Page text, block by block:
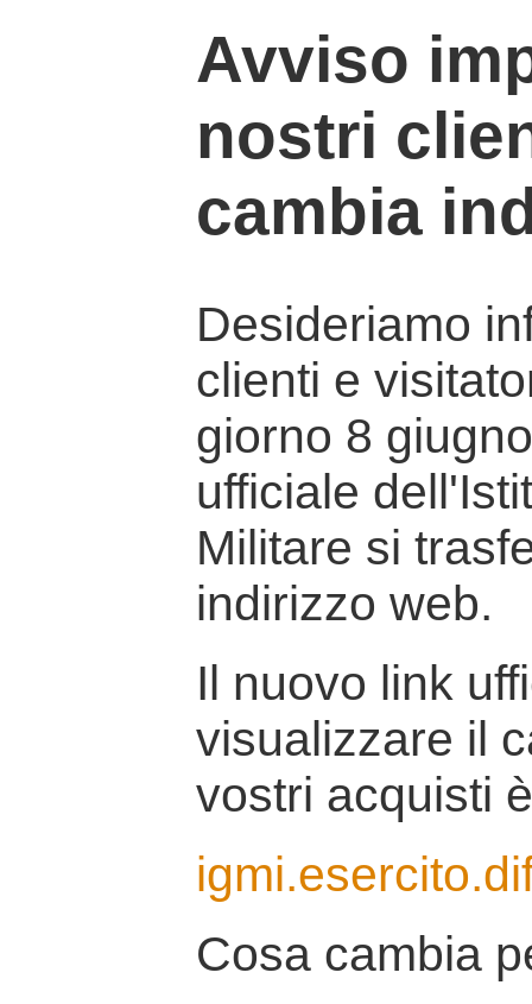
Avviso
nostri
cambia
Desideriamo
clienti e
giorno 8
ufficiale
Militare si
indirizzo web.
Il nuovo link
visualizzare il
vostri acquisti
Cosa cambia